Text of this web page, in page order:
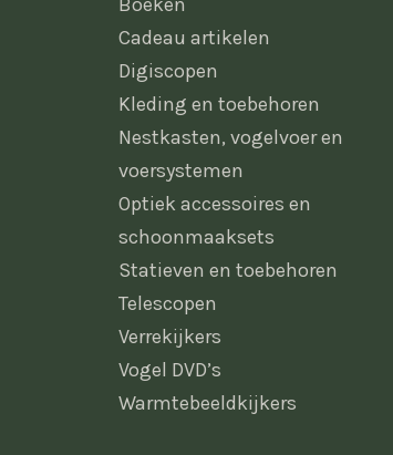
Cadeau artikelen
Digiscopen
Kleding en toebehoren
Nestkasten, vogelvoer en
voersystemen
Optiek accessoires en
schoonmaaksets
Statieven en toebehoren
Telescopen
Verrekijkers
Vogel DVD’s
Warmtebeeldkijkers